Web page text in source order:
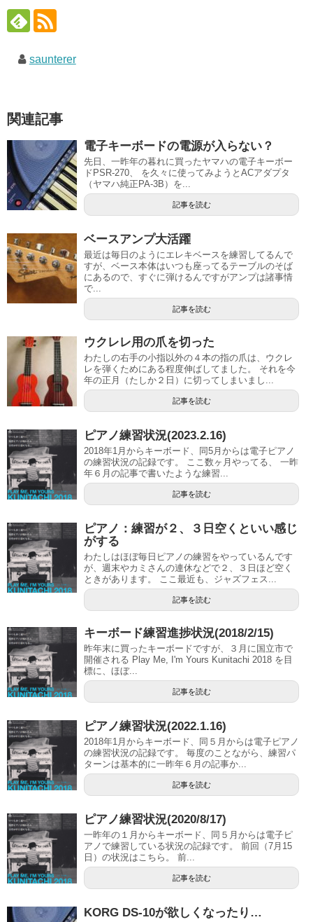
saunterer
関連記事
電子キーボードの電源が入らない？
先日、一昨年の暮れに買ったヤマハの電子キーボー
ドPSR-270、 を久々に使ってみようとACアダプタ
（ヤマハ純正PA-3B）を...
記事を読む
ベースアンプ大活躍
最近は毎日のようにエレキベースを練習してるんで
すが、ベース本体はいつも座ってるテーブルのそば
にあるので、すぐに弾けるんですがアンプは諸事情
で...
記事を読む
ウクレレ用の爪を切った
わたしの右手の小指以外の４本の指の爪は、ウクレ
レを弾くためにある程度伸ばしてました。 それを今
年の正月（たしか２日）に切ってしまいまし...
記事を読む
ピアノ練習状況(2023.2.16)
2018年1月からキーボード、同5月からは電子ピアノ
の練習状況の記録です。 ここ数ヶ月やってる、 一昨
年６月の記事で書いたような練習...
記事を読む
ピアノ：練習が２、３日空くといい感じ
がする
わたしはほぼ毎日ピアノの練習をやっているんです
が、週末やカミさんの連休などで２、３日ほど空く
ときがあります。 ここ最近も、ジャズフェス...
記事を読む
キーボード練習進捗状況(2018/2/15)
昨年末に買ったキーボードですが、３月に国立市で
開催される Play Me, I'm Yours Kunitachi 2018 を目
標に、ほぼ...
記事を読む
ピアノ練習状況(2022.1.16)
2018年1月からキーボード、同５月からは電子ピアノ
の練習状況の記録です。 毎度のことながら、練習パ
ターンは基本的に一昨年６月の記事か...
記事を読む
ピアノ練習状況(2020/8/17)
一昨年の１月からキーボード、同５月からは電子ピ
アノで練習している状況の記録です。 前回（7月15
日）の状況はこちら。 前...
記事を読む
KORG DS-10が欲しくなったり…